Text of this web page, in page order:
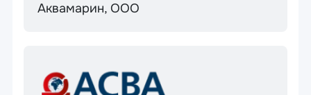
Аквамарин, ООО